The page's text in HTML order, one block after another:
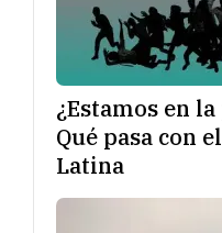
¿Estamos en
Qué pasa con
Latina